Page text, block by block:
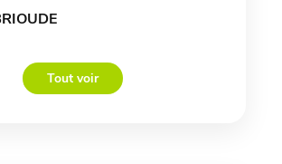
Tout voir